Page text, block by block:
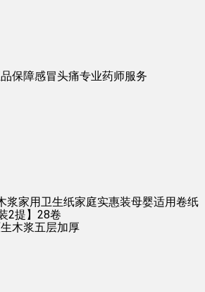
保障感冒头痛专业药师服务
浆家用卫生纸家庭实惠装母婴适用卷纸
2提】28卷
木浆五层加厚